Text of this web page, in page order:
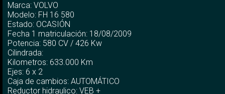
Marca: VOLVO
Modelo: FH 16 580
Estado: OCASIÓN
Fecha 1 matriculación: 18/08/2009
Potencia: 580 CV / 426 Kw
Cilindrada:
Kilometros: 633.000 Km
Ejes: 6 x 2
Caja de cambios: AUTOMÁTICO
Reductor hidraulico: VEB +